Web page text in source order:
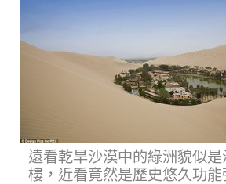
遠看乾旱沙漠中的綠洲貌似是
樓，近看竟然是歷史悠久功能